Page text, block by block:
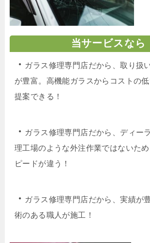
当サービスなら
・ ガラス修理専門店だから、取り扱
が豊富。高機能ガラスからコストの
提案できる！
・ ガラス修理専門店だから、ディー
理工場のような外注作業ではないた
ピードが違う！
・ ガラス修理専門店だから、実績が
術のある職人が施工！